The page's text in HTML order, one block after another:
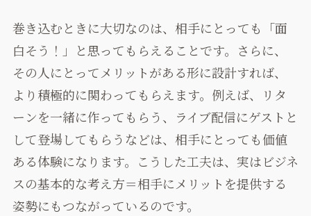
巻き込むときに大切なのは、相手にとっても「面
白そう！」と思ってもらえることです。さらに、
その人にとってメリットがある形に設計すれば、
より積極的に関わってもらえます。例えば、リタ
ーンを一緒に作ってもらう、ライブ配信にゲストと
して登場してもらうなどは、相手にとっても価値
ある体験になります。こうした工夫は、実はビジネ
スの基本的な考え方＝相手にメリットを提供する
姿勢にもつながっているのです。